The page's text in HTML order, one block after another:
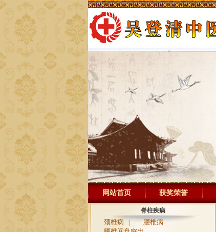
网站首页 获奖荣誉
脊柱疾病
颈椎病 |
腰椎病